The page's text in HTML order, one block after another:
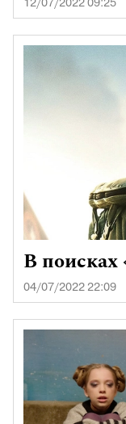
В поисках
04/07/2022 22:09